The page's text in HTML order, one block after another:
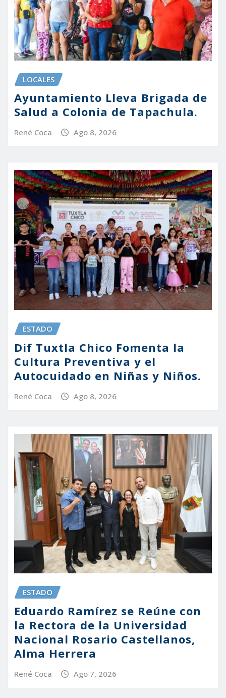
LOCALES
Ayuntamiento Lleva Brigada de
Salud a Colonia de Tapachula.
René Coca Ago 8, 2026
ESTADO
Dif Tuxtla Chico Fomenta la
Cultura Preventiva y el
Autocuidado en Niñas y Niños.
René Coca Ago 8, 2026
ESTADO
Eduardo Ramírez se Reúne con
la Rectora de la Universidad
Nacional Rosario Castellanos,
Alma Herrera
René Coca Ago 7, 2026